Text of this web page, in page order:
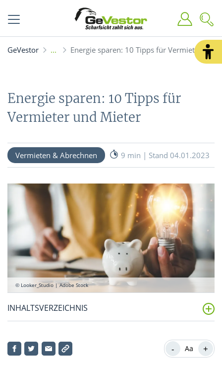
GeVestor Energie sparen: 10 Tipps für Vermieter und
Energie sparen: 10 Tipps für
Vermieter und Mieter
Vermieten & Abrechnen 9 min | Stand 04.01.2023
© Looker_Studio | Adobe Stock
INHALTSVERZEICHNIS
herabsetzen und sanieren
- Aa +